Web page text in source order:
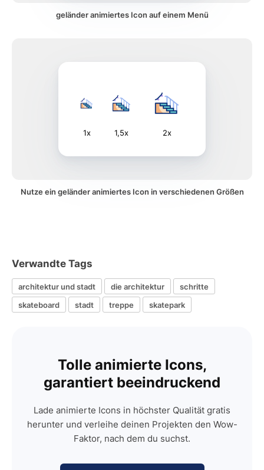
geländer animiertes Icon auf einem Menü
1x 1,5x 2x
Nutze ein geländer animiertes Icon in verschiedenen Größen
Verwandte Tags
architektur und stadt die architektur
schritte
skateboard
stadt treppe skatepark
Tolle animierte Icons,
garantiert beeindruckend
Lade animierte Icons in höchster Qualität gratis
herunter und verleihe deinen Projekten den Wow-
Faktor, nach dem du suchst.